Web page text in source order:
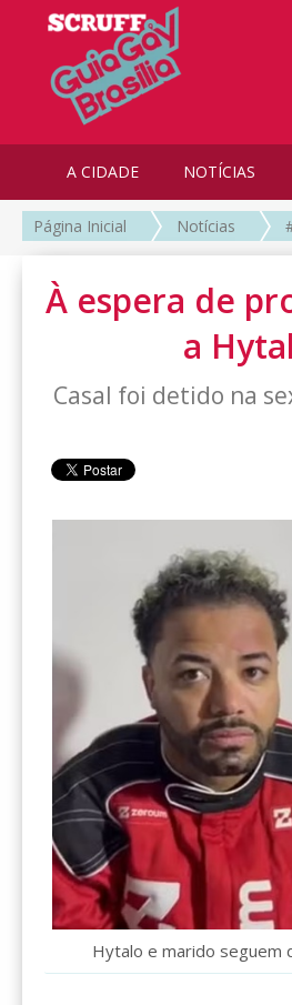
A CIDADE NOTÍCIAS
Página Inicial Notícias
À espera de
a
Casal foi detido na
Hytalo e marido seguem